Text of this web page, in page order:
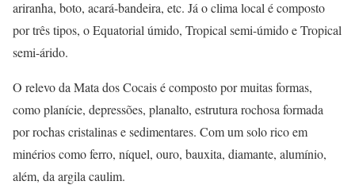
ariranha, boto, acará-bandeira, etc. Já o clima local é composto
por três tipos, o Equatorial úmido, Tropical semi-úmido e Tropical
semi-árido.
O relevo da Mata dos Cocais é composto por muitas formas,
como planície, depressões, planalto, estrutura rochosa formada
por rochas cristalinas e sedimentares. Com um solo rico em
minérios como ferro, níquel, ouro, bauxita, diamante, alumínio,
além, da argila caulim.